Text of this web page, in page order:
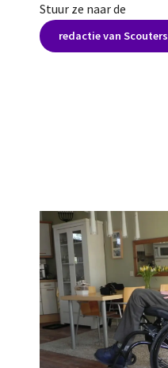
Stuur ze naar de
redactie van Scouters